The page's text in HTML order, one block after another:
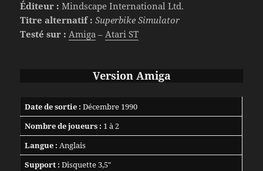
Éditeur : Mindscape International Ltd.
Titre alternatif : Superbike Simulator
Testé sur : Amiga –Atari ST
Version Amiga
Date de sortie : Décembre 1990
Nombre de joueurs : 1 à 2
Langue : Anglais
Support : Disquette 3,5″